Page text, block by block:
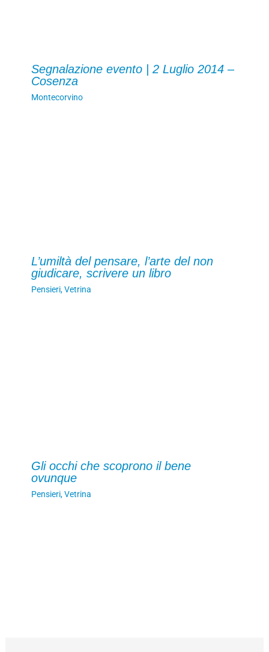
Segnalazione evento | 2 Luglio 2014 –
Cosenza
Montecorvino
L’umiltà del pensare, l’arte del non
giudicare, scrivere un libro
Pensieri,Vetrina
Gli occhi che scoprono il bene
ovunque
Pensieri,Vetrina